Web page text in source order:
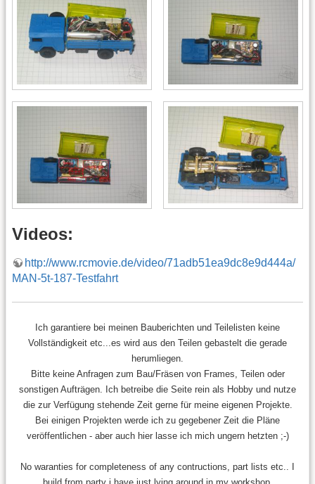
Videos:
http://www.rcmovie.de/video/71adb51ea9dc8e9d444a/
MAN-5t-187-Testfahrt
Ich garantiere bei meinen Bauberichten und Teilelisten keine
Vollständigkeit etc...es wird aus den Teilen gebastelt die gerade
herumliegen.
Bitte keine Anfragen zum Bau/Fräsen von Frames, Teilen oder
sonstigen Aufträgen. Ich betreibe die Seite rein als Hobby und nutze
die zur Verfügung stehende Zeit gerne für meine eigenen Projekte.
Bei einigen Projekten werde ich zu gegebener Zeit die Pläne
veröffentlichen - aber auch hier lasse ich mich ungern hetzten ;-)
No waranties for completeness of any contructions, part lists etc.. I